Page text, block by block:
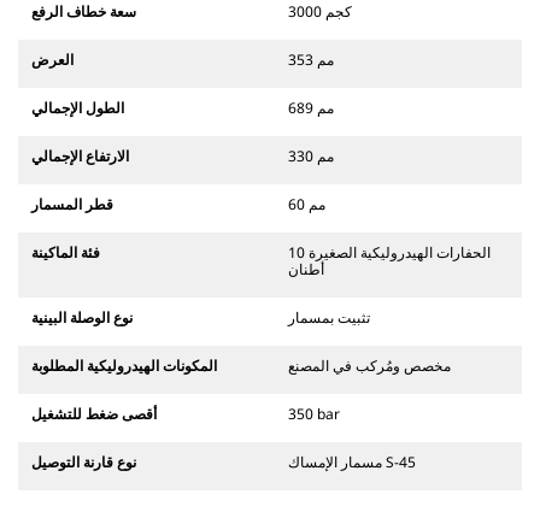
سعة خطاف الرفع 3000 كجم
العرض 353 مم
الطول الإجمالي 689 مم
الارتفاع الإجمالي 330 مم
قطر المسمار 60 مم
فئة الماكينة
الحفارات الهيدروليكية الصغيرة 10
أطنان
نوع الوصلة البينية تثبيت بمسمار
المكونات الهيدروليكية المطلوبة مخصص ومُركب في المصنع
أقصى ضغط للتشغيل 350 bar
نوع قارنة التوصيل مسمار الإمساك S-45